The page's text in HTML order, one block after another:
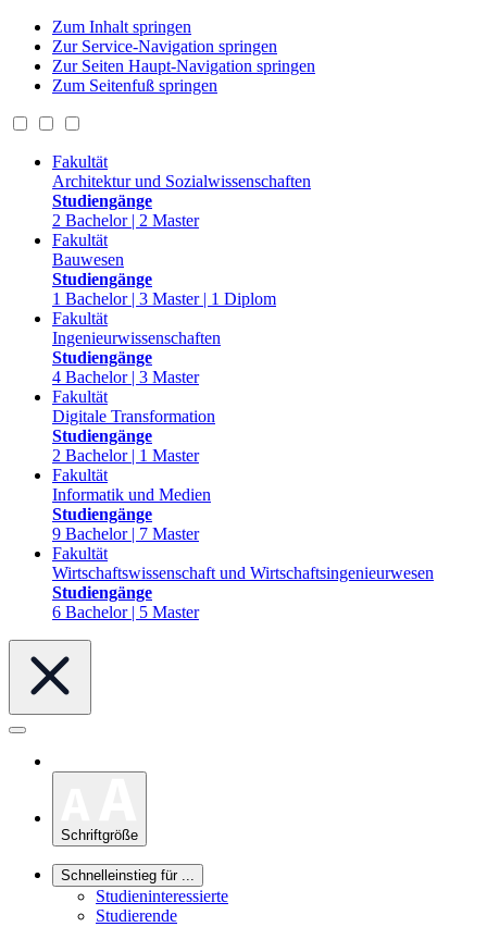
Zum Inhalt springen
Zur Service-Navigation springen
Zur Seiten Haupt-Navigation springen
Zum Seitenfuß springen
Fakultät
Architektur und Sozialwissenschaften
Studiengänge
2 Bachelor | 2 Master
Fakultät
Bauwesen
Studiengänge
1 Bachelor | 3 Master | 1 Diplom
Fakultät
Ingenieurwissenschaften
Studiengänge
4 Bachelor | 3 Master
Fakultät
Digitale Transformation
Studiengänge
2 Bachelor | 1 Master
Fakultät
Informatik und Medien
Studiengänge
9 Bachelor | 7 Master
Fakultät
Wirtschaftswissenschaft und Wirtschaftsingenieurwesen
Studiengänge
6 Bachelor | 5 Master
Schriftgröße
Schnelleinstieg für ...
Studieninteressierte
Studierende